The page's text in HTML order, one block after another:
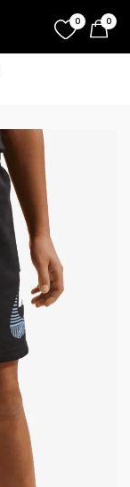
0 0